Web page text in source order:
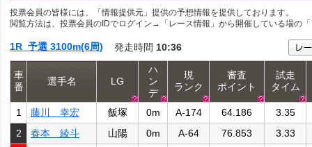
投票会員の皆様には、「情報提供元」提供の予想情報を提供しております。
閲覧方法は、投票会員のIDでログイン→「レース情報」から開催している場の
1R 予選 3100m(6周) 発走時間 10:36
車
番
選手名 LG
ハ
ン
デ
現
ランク
審査
ポイント
試走
タイム
1 藤川 幸宏 飯塚 0m A-174 64.186
3.35
2
春本 綾斗 山陽 0m A-64 76.853
3.33